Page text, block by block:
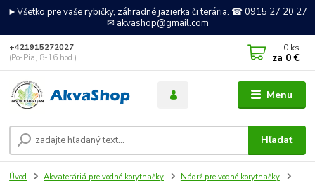
►Všetko pre vaše rybičky, záhradné jazierka či terária. ☎ 0915 27 20 27
✉ akvashop@gmail.com
Menu
Hľadať
+421915272027
(Po-Pia, 8-16 hod.)
0 ks
za 0 €
Úvod Akvateráriá pre vodné korytnačky
Nádrž pre vodné korytnačky